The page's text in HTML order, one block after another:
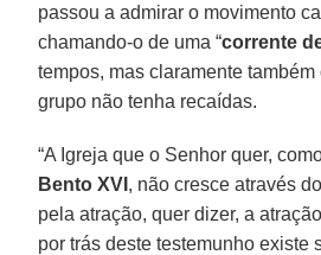
passou a admirar o movimento
chamando-o de uma “corrente
tempos, mas claramente
grupo não tenha recaídas.
“A Igreja que o Senhor quer,
Bento XVI , não cresce através do
pela atração, quer dizer, a
por trás deste testemunho existe